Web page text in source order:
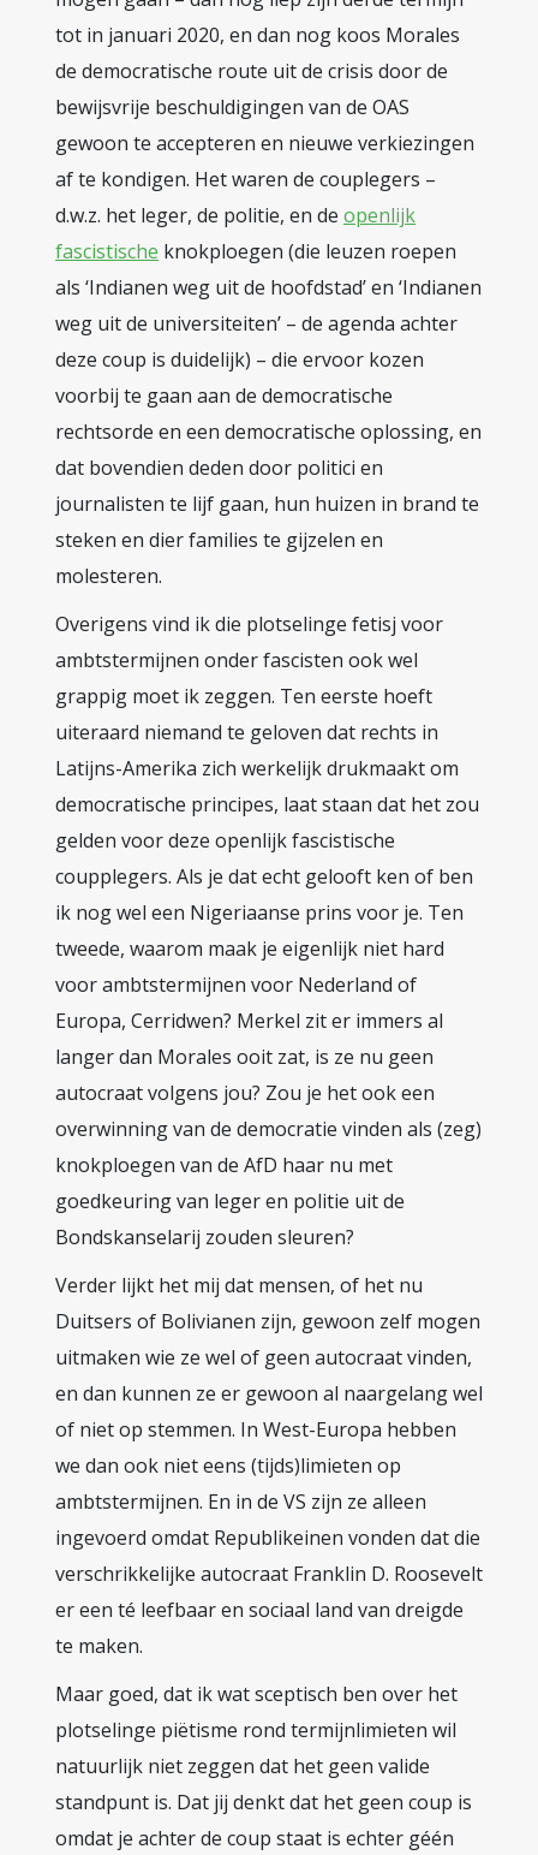
tot in januari 2020, en dan nog koos Morales
de democratische route uit de crisis door de
bewijsvrije beschuldigingen van de OAS
gewoon te accepteren en nieuwe verkiezingen
af te kondigen. Het waren de couplegers –
d.w.z. het leger, de politie, en de openlijk
fascistische knokploegen (die leuzen roepen
als ‘Indianen weg uit de hoofdstad’ en ‘Indianen
weg uit de universiteiten’ – de agenda achter
deze coup is duidelijk) – die ervoor kozen
voorbij te gaan aan de democratische
rechtsorde en een democratische oplossing, en
dat bovendien deden door politici en
journalisten te lijf gaan, hun huizen in brand te
steken en dier families te gijzelen en
molesteren.
Overigens vind ik die plotselinge fetisj voor
ambtstermijnen onder fascisten ook wel
grappig moet ik zeggen. Ten eerste hoeft
uiteraard niemand te geloven dat rechts in
Latijns-Amerika zich werkelijk drukmaakt om
democratische principes, laat staan dat het zou
gelden voor deze openlijk fascistische
coupplegers. Als je dat echt gelooft ken of ben
ik nog wel een Nigeriaanse prins voor je. Ten
tweede, waarom maak je eigenlijk niet hard
voor ambtstermijnen voor Nederland of
Europa, Cerridwen? Merkel zit er immers al
langer dan Morales ooit zat, is ze nu geen
autocraat volgens jou? Zou je het ook een
overwinning van de democratie vinden als (zeg)
knokploegen van de AfD haar nu met
goedkeuring van leger en politie uit de
Bondskanselarij zouden sleuren?
Verder lijkt het mij dat mensen, of het nu
Duitsers of Bolivianen zijn, gewoon zelf mogen
uitmaken wie ze wel of geen autocraat vinden,
en dan kunnen ze er gewoon al naargelang wel
of niet op stemmen. In West-Europa hebben
we dan ook niet eens (tijds)limieten op
ambtstermijnen. En in de VS zijn ze alleen
ingevoerd omdat Republikeinen vonden dat die
verschrikkelijke autocraat Franklin D. Roosevelt
er een té leefbaar en sociaal land van dreigde
te maken.
Maar goed, dat ik wat sceptisch ben over het
plotselinge piëtisme rond termijnlimieten wil
natuurlijk niet zeggen dat het geen valide
standpunt is. Dat jij denkt dat het geen coup is
omdat je achter de coup staat is echter géén